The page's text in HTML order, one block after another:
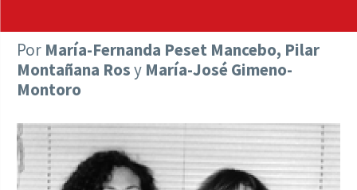
Por María-Fernanda Peset Mancebo, Pilar
Montañana Rosy María-José Gimeno-
Montoro